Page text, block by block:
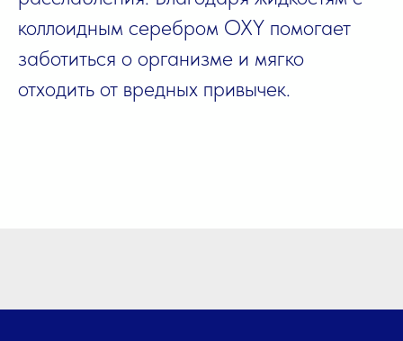
коллоидным серебром OXY помогает
заботиться о организме и мягко
отходить от вредных привычек.